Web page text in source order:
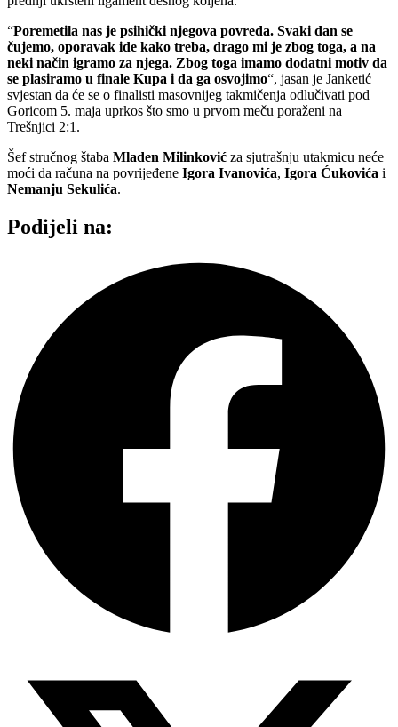
“Poremetila nas je psihički njegova povreda. Svaki dan se
čujemo, oporavak ide kako treba, drago mi je zbog toga, a na
neki način igramo za njega. Zbog toga imamo dodatni motiv da
se plasiramo u finale Kupa i da ga osvojimo“, jasan je Janketić
svjestan da će se o finalisti masovnijeg takmičenja odlučivati pod
Goricom 5. maja uprkos što smo u prvom meču poraženi na
Trešnjici 2:1.
Šef stručnog štaba Mladen Milinković za sjutrašnju utakmicu neće
moći da računa na povrijeđene Igora Ivanovića, Igora Ćukovića i
Nemanju Sekulića.
Podijeli na: